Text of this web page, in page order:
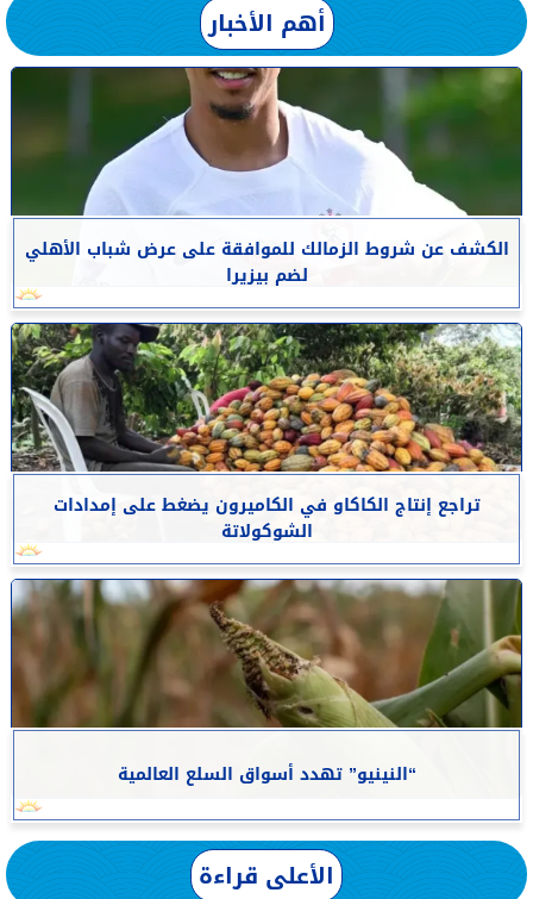
أهم الأخبار
الكشف عن شروط الزمالك للموافقة على عرض شباب الأهلي
لضم بيزيرا
تراجع إنتاج الكاكاو في الكاميرون يضغط على إمدادات
الشوكولاتة
“النينيو” تهدد أسواق السلع العالمية
الأعلى قراءة